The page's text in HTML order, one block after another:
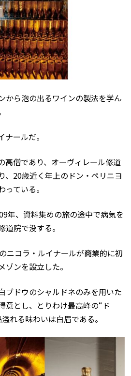
から泡の出るワインの製法を学ん
ナールだ。
高僧であり、オーヴィレール修道
、20歳近く年上のドン・ペリニヨ
ている。
年、資料集めの旅の途中で病気を
道院で没する。
ニコラ・ルイナールが商業的に初
ゾンを設立した。
ブドウのシャルドネのみを用いた
意とし、とりわけ最高峰の“ド
れる味わいは白眉である。